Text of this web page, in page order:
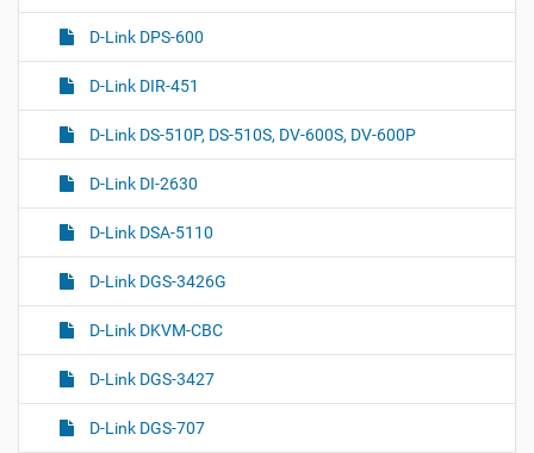
D-Link DPS-600
D-Link DIR-451
D-Link DS-510P, DS-510S, DV-600S, DV-600P
D-Link DI-2630
D-Link DSA-5110
D-Link DGS-3426G
D-Link DKVM-CBC
D-Link DGS-3427
D-Link DGS-707